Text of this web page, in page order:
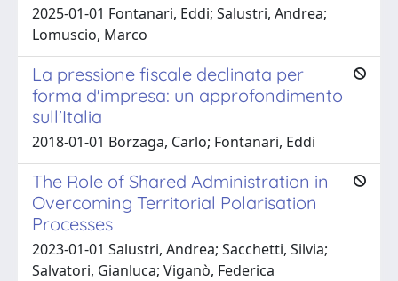
2025-01-01 Fontanari, Eddi; Salustri, Andrea;
Lomuscio, Marco
La pressione fiscale declinata per
forma d'impresa: un approfondimento
sull'Italia
2018-01-01 Borzaga, Carlo; Fontanari, Eddi
The Role of Shared Administration in
Overcoming Territorial Polarisation
Processes
2023-01-01 Salustri, Andrea; Sacchetti, Silvia;
Salvatori, Gianluca; Viganò, Federica